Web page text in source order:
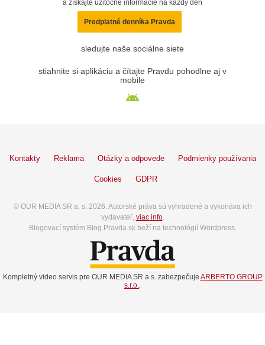
a získajte užitočné informácie na každý deň
Predplatné denníka Pravda
sledujte naše sociálne siete
stiahnite si aplikáciu a čítajte Pravdu pohodlne aj v
mobile
Kontakty Reklama Otázky a odpovede Podmienky používania
Cookies GDPR
© OUR MEDIA SR a. s. 2026. Autorské práva sú vyhradené a vykonáva ich
vydavateľ, viac info.
Blogovací systém Blog.Pravda.sk beží na technológií Wordpress.
Kompletný video servis pre OUR MEDIA SR a.s. zabezpečuje ARBERTO GROUP
s.r.o.